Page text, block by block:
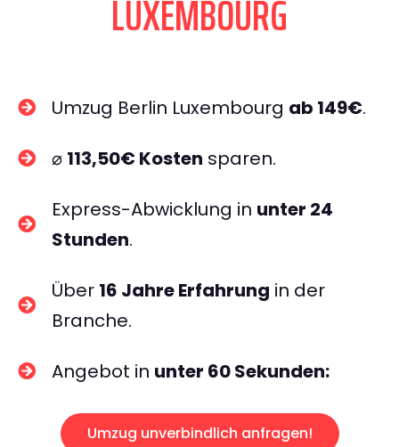
LUXEMBOURG
Umzug Berlin Luxembourg ab 149€.
⌀ 113,50€ Kosten sparen.
Express-Abwicklung in unter 24
Stunden.
Über 16 Jahre Erfahrung in der
Branche.
Angebot in unter 60 Sekunden:
Umzug unverbindlich anfragen!